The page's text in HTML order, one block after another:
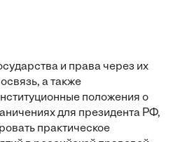
и права через их
а также
положения о
для президента РФ,
практическое